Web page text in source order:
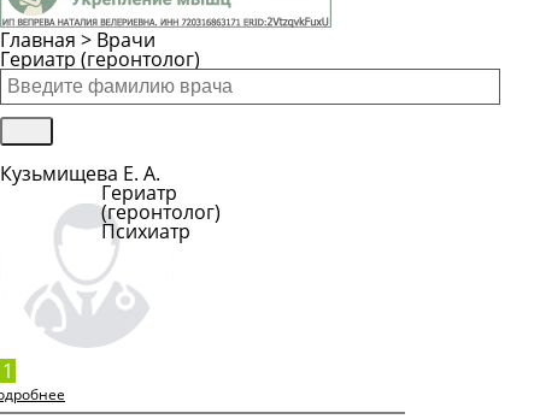
Главная > Врачи
Гериатр (геронтолог)
Кузьмищева Е. А.
Гериатр
(геронтолог)
Психиатр
1